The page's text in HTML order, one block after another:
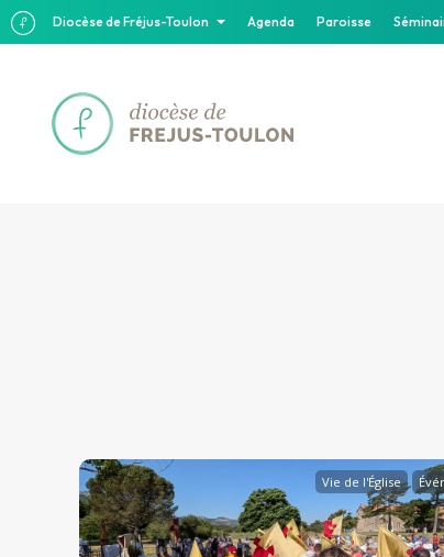
Diocèse de Fréjus-Toulon Agenda Paroisse
Vie de l'Église